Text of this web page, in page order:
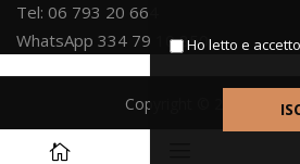
Tel: 06 793 20 664
WhatsApp 334 79 10 850
Copyright © 2025 Big
Ho letto e